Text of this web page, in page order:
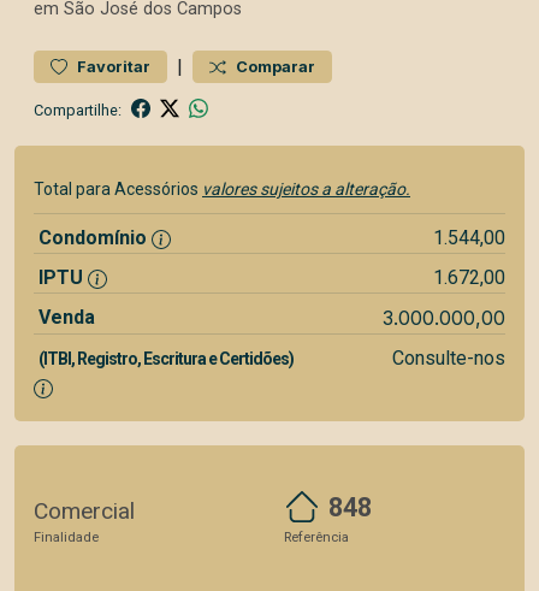
em São José dos Campos
Favoritar | Comparar
Compartilhe:
Total para Acessórios valores sujeitos a alteração.
Condomínio
1.544,00
IPTU
1.672,00
Venda
3.000.000,00
(ITBI, Registro, Escritura e Certidões) Consulte-nos
Comercial
Finalidade
848
Referência